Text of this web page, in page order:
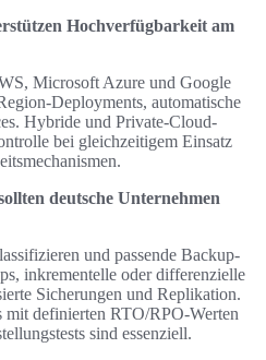
Hochverfügbarkeit am
Microsoft Azure und Google
Deployments, automatische
Hybride und Private-Cloud-
bei gleichzeitigem Einsatz
deutsche Unternehmen
und passende Backup-
inkrementelle oder differenzielle
Sicherungen und Replikation.
definierten RTO/RPO-Werten
sind essenziell.